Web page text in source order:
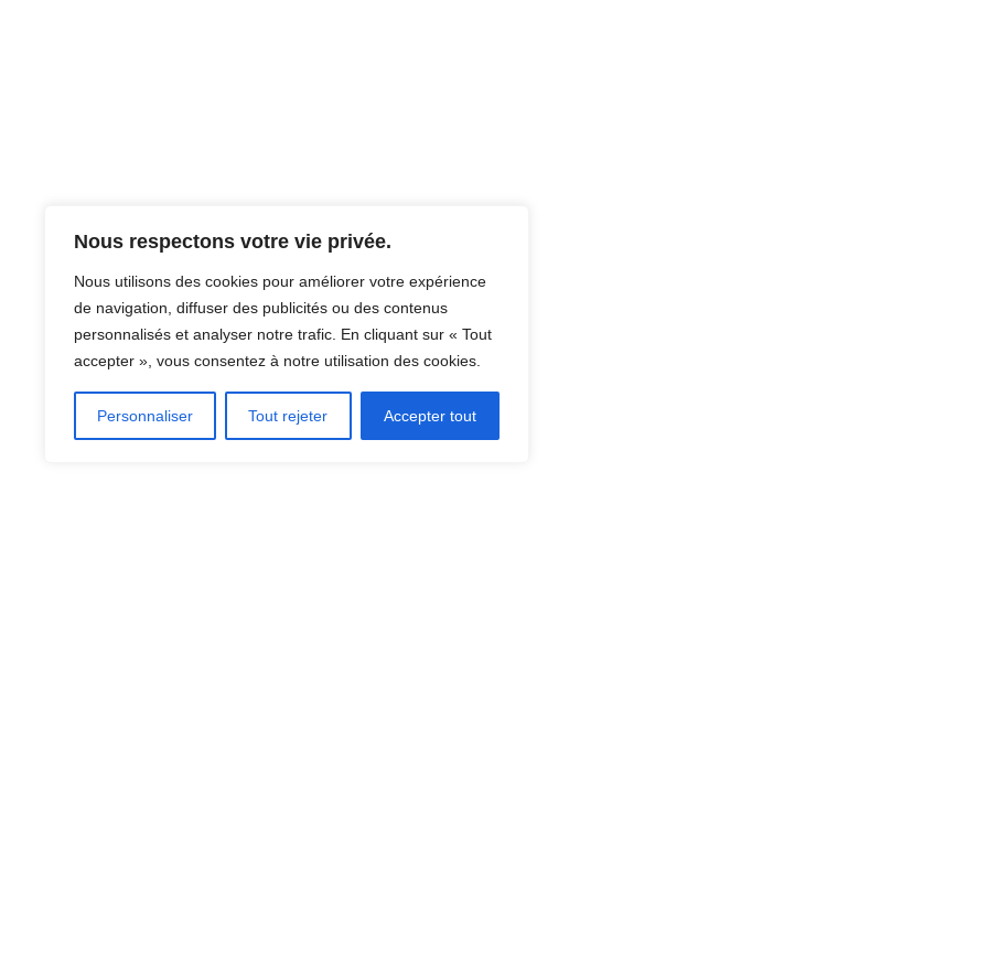
Nous respectons votre vie privée.
Nous utilisons des cookies pour améliorer votre expérience
de navigation, diffuser des publicités ou des contenus
personnalisés et analyser notre trafic. En cliquant sur « Tout
accepter », vous consentez à notre utilisation des cookies.
Personnaliser Tout rejeter Accepter tout